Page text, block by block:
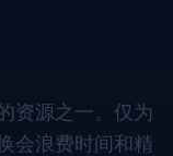
资源之一。仅为
会浪费时间和精